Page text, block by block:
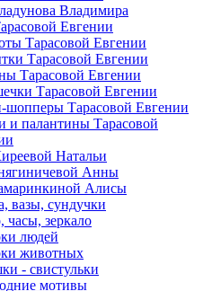
Владимира
Евгении
Тарасовой Евгении
Тарасовой Евгении
Тарасовой Евгении
Тарасовой Евгении
шопперы Тарасовой Евгении
и палантины Тарасовой
Натальи
Анны
Алисы
вазы, сундучки
часы, зеркало
людей
животных
- свистульки
мотивы